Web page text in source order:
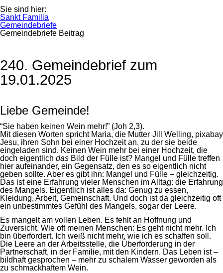
Sie sind hier:
Sankt Familia
Gemeindebriefe
Gemeindebriefe Beitrag
240. Gemeindebrief zum
19.01.2025
Liebe Gemeinde!
Jill Welling, pixabay
“Sie haben keinen Wein mehr!” (Joh 2,3).
Mit diesen Worten spricht Maria, die Mutter
Jesu, ihren Sohn bei einer Hochzeit an, zu der sie beide
eingeladen sind. Keinen Wein mehr bei einer Hochzeit, die
doch eigentlich das Bild der Fülle ist? Mangel und Fülle treffen
hier aufeinander, ein Gegensatz, den es so eigentlich nicht
geben sollte. Aber es gibt ihn: Mangel und Fülle – gleichzeitig.
Das ist eine Erfahrung vieler Menschen im Alltag: die Erfahrung
des Mangels. Eigentlich ist alles da: Genug zu essen,
Kleidung, Arbeit, Gemeinschaft. Und doch ist da gleichzeitig oft
ein unbestimmtes Gefühl des Mangels, sogar der Leere.
Es mangelt am vollen Leben. Es fehlt an Hoffnung und
Zuversicht. Wie oft meinen Menschen: Es geht nicht mehr. Ich
bin überfordert. Ich weiß nicht mehr, wie ich es schaffen soll.
Die Leere an der Arbeitsstelle, die Überforderung in der
Partnerschaft, in der Familie, mit den Kindern. Das Leben ist –
bildhaft gesprochen – mehr zu schalem Wasser geworden als
zu schmackhaftem Wein.